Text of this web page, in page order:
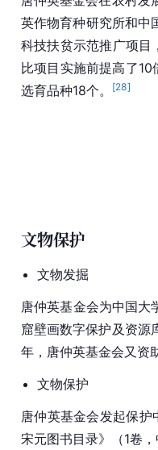
英作物育种研究所和中
科技扶贫示范推广项目
比项目实施前提高了
选育品种18个。
[28]
文物保护
文物发掘
唐仲英基金会为中国大
窟壁画数字保护及资源
年，唐仲英基金会又资
文物保护
唐仲英基金会发起保
宋元图书目录》（1卷